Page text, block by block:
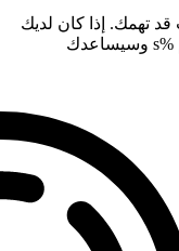
قد تهمك. إذا كان لديك
طلب محدد، راسلنا عبر واتساب على الرقم %s وسيساعدك